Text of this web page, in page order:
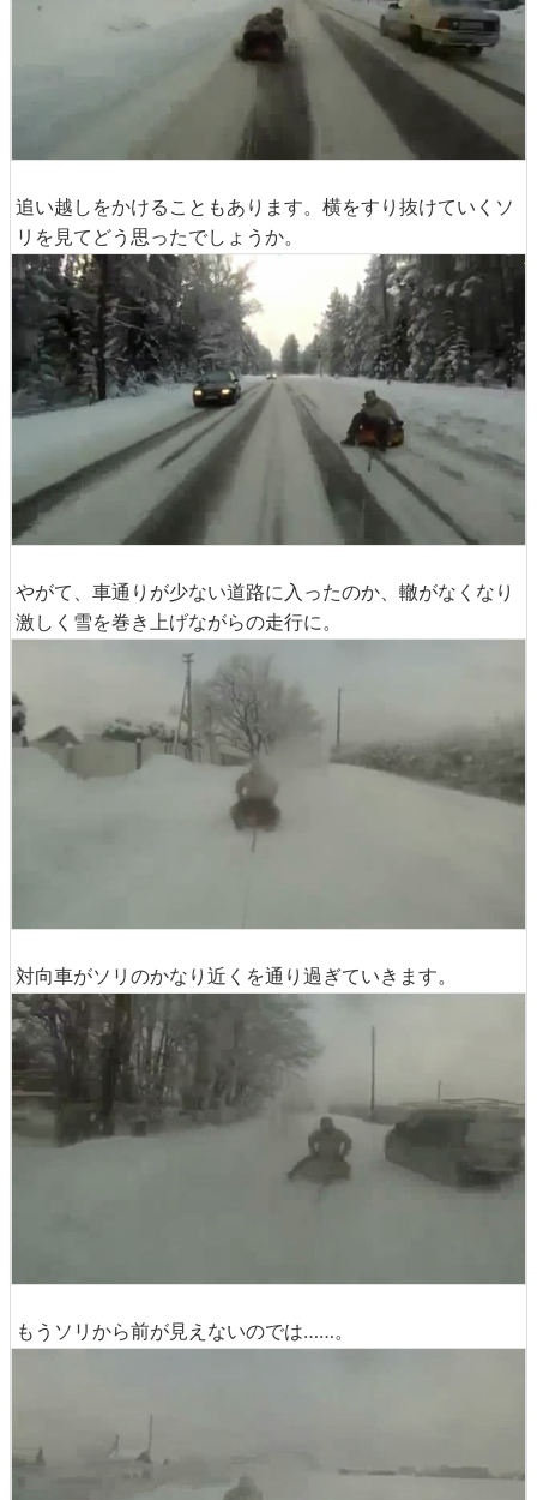
追い越しをかけることもあります。横をすり抜けていくソ
リを見てどう思ったでしょうか。
やがて、車通りが少ない道路に入ったのか、轍がなくなり
激しく雪を巻き上げながらの走行に。
対向車がソリのかなり近くを通り過ぎていきます。
もうソリから前が見えないのでは……。